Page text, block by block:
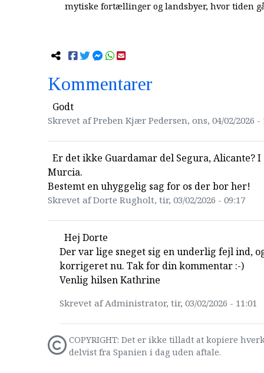
mytiske fortællinger og landsbyer, hvor tiden
Kommentarer
Godt
Skrevet af Preben Kjær Pedersen, ons, 04/02/2026 -
Er det ikke Guardamar del Segura, Alicante?
Murcia.
Bestemt en uhyggelig sag for os der bor her!
Skrevet af Dorte Rugholt, tir, 03/02/2026 - 09:17
Hej Dorte
Der var lige sneget sig en underlig fejl ind,
korrigeret nu. Tak for din kommentar :-)
Venlig hilsen Kathrine
Skrevet af Administrator, tir, 03/02/2026 - 11:01
COPYRIGHT: Det er ikke tilladt at kopiere
delvist fra Spanien i dag uden aftale.